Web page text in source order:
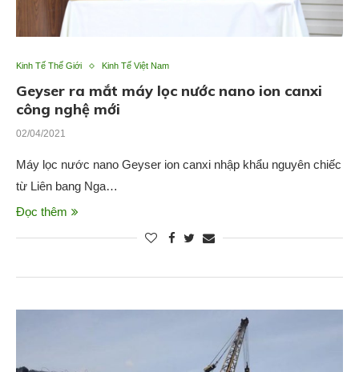
Kinh Tế Thế Giới Kinh Tế Việt Nam
Geyser ra mắt máy lọc nước nano ion canxi
công nghệ mới
02/04/2021
Máy lọc nước nano Geyser ion canxi nhập khẩu nguyên chiếc
từ Liên bang Nga…
Đọc thêm